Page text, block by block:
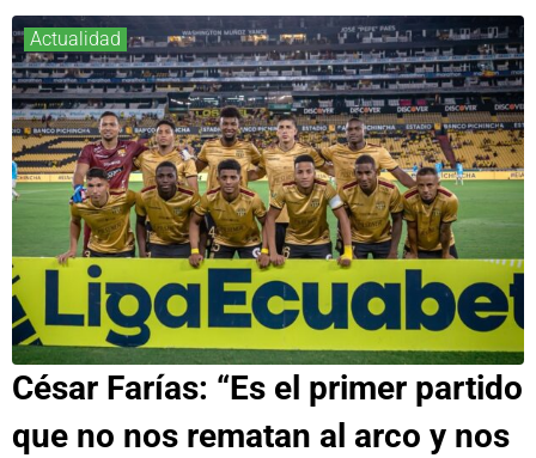
Actualidad
César Farías: “Es el primer partido
que no nos rematan al arco y nos